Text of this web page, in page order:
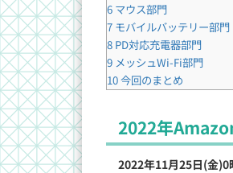
6 マウス部門
7 モバイルバッテリー部門
8 PD対応充電器部門
9 メッシュWi-Fi部門
10今回のまとめ
2022年
2022年11月25日(金